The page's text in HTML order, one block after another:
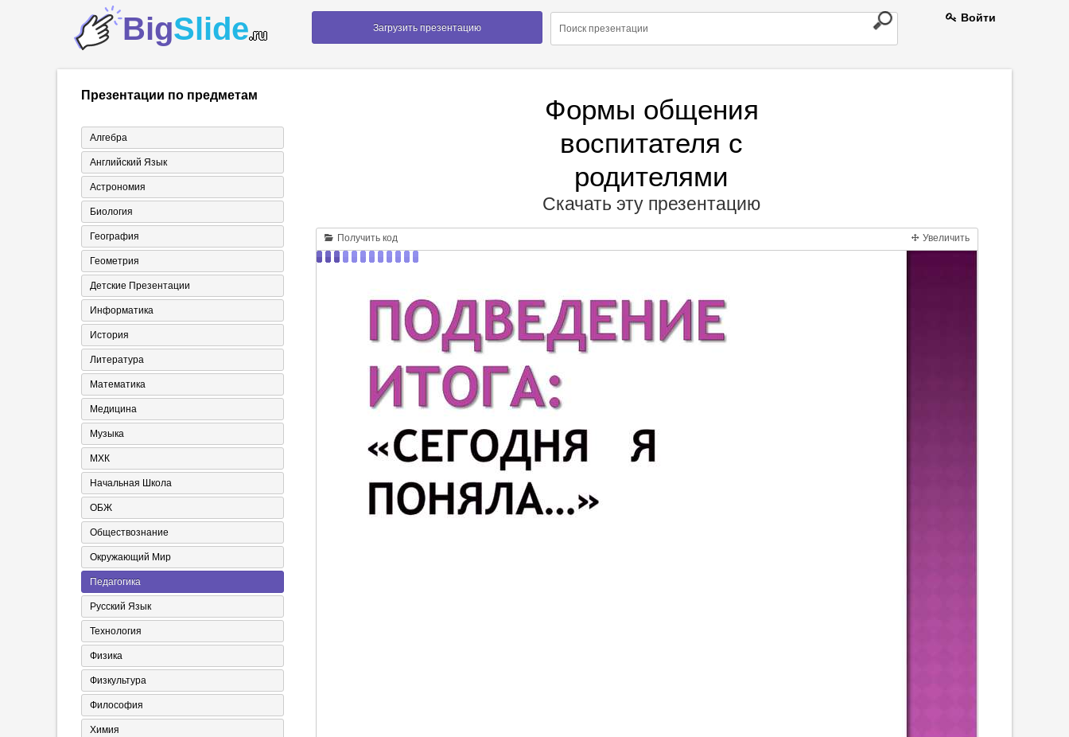
BigSlide.ru Загрузить презентацию
Войти
Презентации по предметам
Алгебра
Английский Язык
Астрономия
Биология
География
Геометрия
Детские Презентации
Информатика
История
Литература
Математика
Медицина
Музыка
МХК
Начальная Школа
ОБЖ
Обществознание
Окружающий Мир
Педагогика
Русский Язык
Технология
Физика
Физкультура
Философия
Химия
Формы общения
воспитателя с
родителями
Скачать эту презентацию
Получить код Увеличить